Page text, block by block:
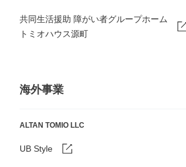
共同生活援助 障がい者グループホーム
トミオハウス源町
海外事業
ALTAN TOMIO LLC
UB Style